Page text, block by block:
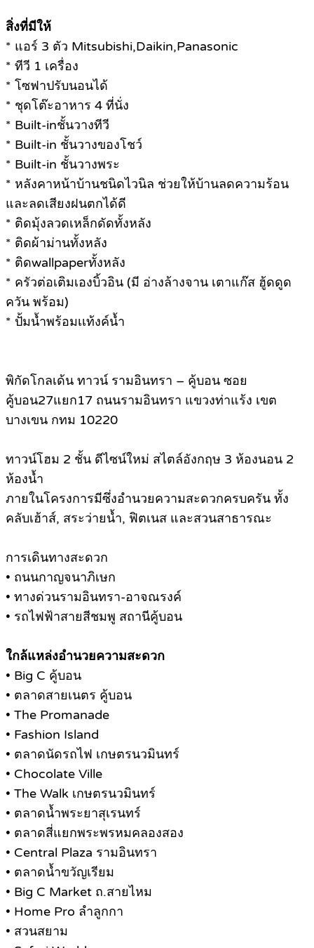
สิ่งที่มีให้
* แอร์ 3 ตัว Mitsubishi,Daikin,Panasonic
* ทีวี 1 เครื่อง
* โซฟาปรับนอนได้
* ชุดโต๊ะอาหาร 4 ที่นั่ง
* Built-inชั้นวางทีวี
* Built-in ชั้นวางของโชว์
* Built-in ชั้นวางพระ
* หลังคาหน้าบ้านชนิดไวนิล ช่วยให้บ้านลดความร้อน
และลดเสียงฝนตกได้ดี
* ติดมุ้งลวดเหล็กดัดทั้งหลัง
* ติดผ้าม่านทั้งหลัง
* ติดwallpaperทั้งหลัง
* ครัวต่อเติมเองบิ้วอิน (มี อ่างล้างจาน เตาแก๊ส ฮู้ดดูด
ควัน พร้อม)
* ปั้มน้ำพร้อมเเท้งค์น้ำ
พิกัดโกลเด้น ทาวน์ รามอินทรา – คู้บอน ซอย
คู้บอน27แยก17 ถนนรามอินทรา แขวงท่าแร้ง เขต
บางเขน กทม 10220
ทาวน์โฮม 2 ชั้น ดีไซน์ใหม่ สไตล์อังกฤษ 3 ห้องนอน 2
ห้องน้ำ
ภายในโครงการมีซึ่งอำนวยความสะดวกครบครัน ทั้ง
คลับเฮ้าส์, สระว่ายน้ำ, ฟิตเนส และสวนสาธารณะ
การเดินทางสะดวก
• ถนนกาญจนาภิเษก
• ทางด่วนรามอินทรา-อาจณรงค์
• รถไฟฟ้าสายสีชมพู สถานีคู้บอน
ใกล้แหล่งอำนวยความสะดวก
• Big C คู้บอน
• ตลาดสายเนตร คู้บอน
• The Promanade
• Fashion Island
• ตลาดนัดรถไฟ เกษตรนวมินทร์
• Chocolate Ville
• The Walk เกษตรนวมินทร์
• ตลาดน้ำพระยาสุเรนทร์
• ตลาดสี่แยกพระพรหมคลองสอง
• Central Plaza รามอินทรา
• ตลาดน้ำขวัญเรียม
• Big C Market ถ.สายไหม
• Home Pro ลำลูกกา
• สวนสยาม